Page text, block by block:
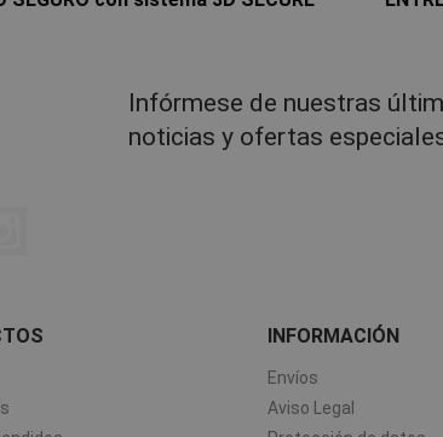
Infórmese de nuestras
noticias y ofertas
INFORMACIÓN
Envíos
Aviso Legal